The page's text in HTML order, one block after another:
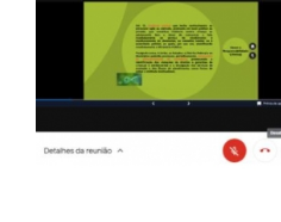
PORTAL DE ALUNOS
PORTAL DE PROFESSORES/ACADÊMICO
UNIESP